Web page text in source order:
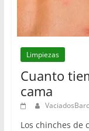
Limpiezas
Cuanto
cama
Los chinches de